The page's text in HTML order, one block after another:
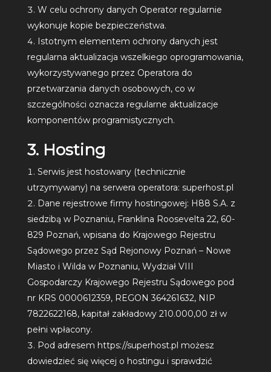
W celu ochrony danych Operator regularnie
wykonuje kopie bezpieczeństwa.
Istotnym elementem ochrony danych jest
regularna aktualizacja wszelkiego oprogramowania,
wykorzystywanego przez Operatora do
przetwarzania danych osobowych, co w
szczególności oznacza regularne aktualizacje
komponentów programistycznych.
3. Hosting
Serwis jest hostowany (technicznie
utrzymywany) na serwera operatora: superhost.pl
Dane rejestrowe firmy hostingowej: H88 S.A. z
siedzibą w Poznaniu, Franklina Roosevelta 22, 60-
829 Poznań, wpisana do Krajowego Rejestru
Sądowego przez Sąd Rejonowy Poznań – Nowe
Miasto i Wilda w Poznaniu, Wydział VIII
Gospodarczy Krajowego Rejestru Sądowego pod
nr KRS 0000612359, REGON 364261632, NIP
7822622168, kapitał zakładowy 210.000,00 zł w
pełni wpłacony.
Pod adresem https://superhost.pl możesz
dowiedzieć się więcej o hostingu i sprawdzić